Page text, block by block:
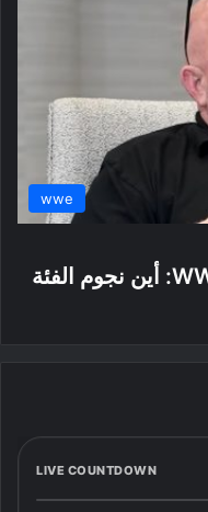
wwe
رود دوغ يضع يده على جرح WWE: أين نجوم الفئة
LIVE COUNTDOWN